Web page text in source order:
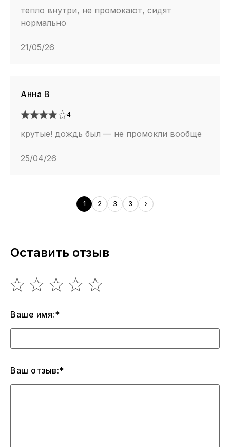
мелких рисунков или букв) может НЕЗНАЧИТЕЛЬНО
отличаться от представленного на фото и это является
небольшем кол-ве моделей специфического дизайна,
тепло внутри, не промокают, сидят
нормально
21/05/26
Анна В
4
крутые! дождь был — не промокли вообще
25/04/26
1 2 3 3
Оставить отзыв
Ваше имя:*
Ваш отзыв:*